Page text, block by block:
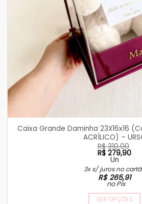
Caixa Grande Daminha 23X16x16
ACRÍLICO) –
R$310,00
O
preço
original
era:
R$ 310,00.
R$ 279,90
O
preço
atual
é:
R$
Un
3x s/ juros no
R$265,91
no Pix
VER OPÇÕES